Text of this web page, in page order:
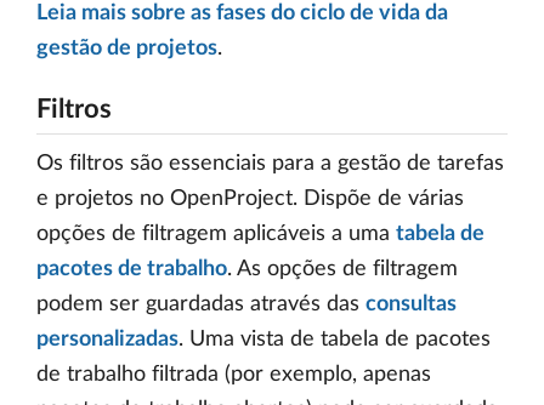
Leia mais sobre as fases do ciclo de vida da
gestão de projetos.
Filtros
Os filtros são essenciais para a gestão de tarefas
e projetos no OpenProject. Dispõe de várias
opções de filtragem aplicáveis a uma tabela de
pacotes de trabalho. As opções de filtragem
podem ser guardadas através das consultas
personalizadas. Uma vista de tabela de pacotes
de trabalho filtrada (por exemplo, apenas